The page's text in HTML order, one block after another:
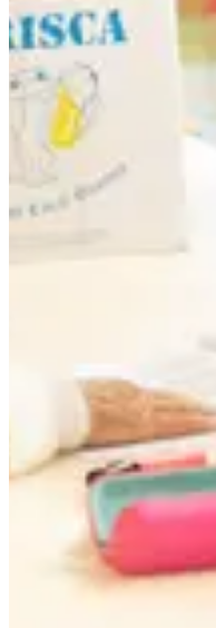
Trail - 12km
12
+350 m
09:30
Trail découverte
Inscriptions
Les inscriptions sont terminées
J'ai des informations à jour
J'ai des informations à jour
Choisir une Course
Plus d'info
Trail - 12km